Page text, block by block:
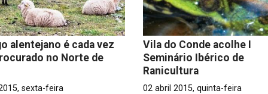
alentejano é cada vez
no Norte de
sexta-feira
Vila do Conde acolhe I
Seminário Ibérico de
Ranicultura
02 abril 2015, quinta-feira